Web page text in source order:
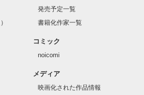
発売予定一覧
書籍化作家一覧
コミック
noicomi
メディア
映画化された作品情報